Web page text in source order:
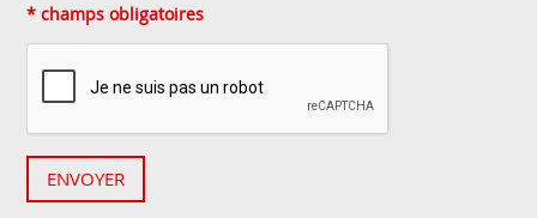
* champs obligatoires
ENVOYER